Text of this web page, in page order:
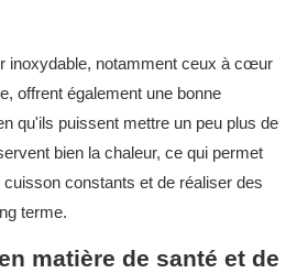
inoxydable, notamment ceux à cœur
offrent également une bonne
qu'ils puissent mettre un peu plus de
bien la chaleur, ce qui permet
constants et de réaliser des
terme.
matière de santé et de